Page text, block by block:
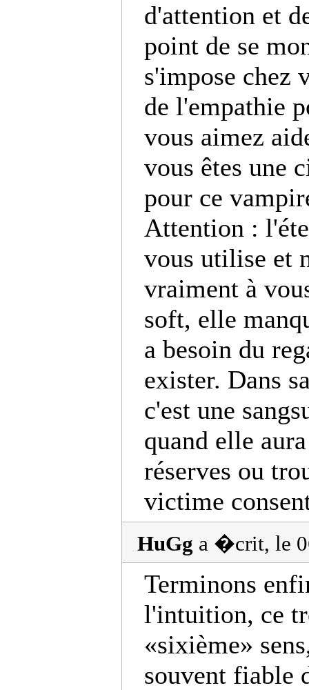
d'attention et
point de se
s'impose chez
de l'empathie
vous aimez
vous êtes une
pour ce
Attention :
vous utilise et
vraiment à
soft, elle
a besoin du
exister. Dans
c'est une
quand elle
réserves ou
victime
HuGg a �crit, le
Terminons
l'intuition, ce
«sixième»
souvent fiable